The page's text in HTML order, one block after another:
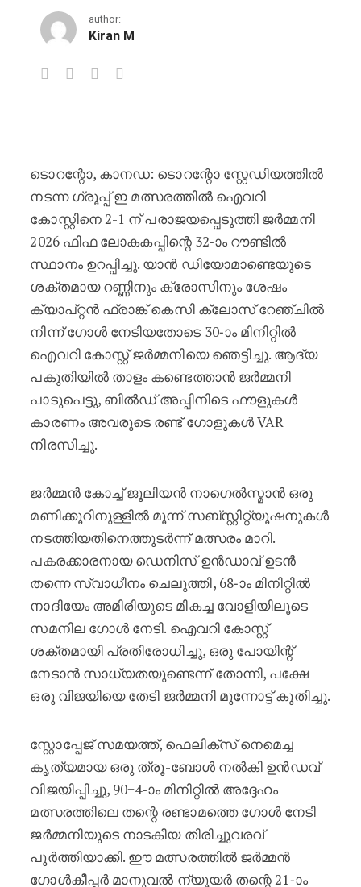
author:
Kiran M
ടൊറന്റോ, കാനഡ: ടൊറന്റോ സ്റ്റേഡിയത്തിൽ
നടന്ന ഗ്രൂപ്പ് ഇ മത്സരത്തിൽ ഐവറി
കോസ്റ്റിനെ 2-1 ന് പരാജയപ്പെടുത്തി ജർമ്മനി
2026 ഫിഫ ലോകകപ്പിന്റെ 32-ാം റൗണ്ടിൽ
സ്ഥാനം ഉറപ്പിച്ചു. യാൻ ഡിയോമാണ്ടെയുടെ
ശക്തമായ റണ്ണിനും ക്രോസിനും ശേഷം
ക്യാപ്റ്റൻ ഫ്രാങ്ക് കെസി ക്ലോസ് റേഞ്ചിൽ
നിന്ന് ഗോൾ നേടിയതോടെ 30-ാം മിനിറ്റിൽ
ഐവറി കോസ്റ്റ് ജർമ്മനിയെ ഞെട്ടിച്ചു. ആദ്യ
പകുതിയിൽ താളം കണ്ടെത്താൻ ജർമ്മനി
പാടുപെട്ടു, ബിൽഡ് അപ്പിനിടെ ഫൗളുകൾ
കാരണം അവരുടെ രണ്ട് ഗോളുകൾ VAR
നിരസിച്ചു.
ജർമ്മൻ കോച്ച് ജൂലിയൻ നാഗെൽസ്മാൻ ഒരു
മണിക്കൂറിനുള്ളിൽ മൂന്ന് സബ്സ്റ്റിറ്റ്യൂഷനുകൾ
നടത്തിയതിനെത്തുടർന്ന് മത്സരം മാറി.
പകരക്കാരനായ ഡെനിസ് ഉൻഡാവ് ഉടൻ
തന്നെ സ്വാധീനം ചെലുത്തി, 68-ാം മിനിറ്റിൽ
നാദിയേം അമിരിയുടെ മികച്ച വോളിയിലൂടെ
സമനില ഗോൾ നേടി. ഐവറി കോസ്റ്റ്
ശക്തമായി പ്രതിരോധിച്ചു, ഒരു പോയിന്റ്
നേടാൻ സാധ്യതയുണ്ടെന്ന് തോന്നി, പക്ഷേ
ഒരു വിജയിയെ തേടി ജർമ്മനി മുന്നോട്ട് കുതിച്ചു.
സ്റ്റോപ്പേജ് സമയത്ത്, ഫെലിക്സ് നെമെച്ച
കൃത്യമായ ഒരു ത്രൂ-ബോൾ നൽകി ഉൻഡവ്
വിജയിപ്പിച്ചു, 90+4-ാം മിനിറ്റിൽ അദ്ദേഹം
മത്സരത്തിലെ തന്റെ രണ്ടാമത്തെ ഗോൾ നേടി
ജർമ്മനിയുടെ നാടകീയ തിരിച്ചുവരവ്
പൂർത്തിയാക്കി. ഈ മത്സരത്തിൽ ജർമ്മൻ
ഗോൾകീപ്പർ മാനുവൽ ന്യൂയർ തന്റെ 21-ാം